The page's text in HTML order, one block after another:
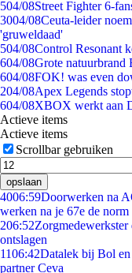
504/08Street Fighter 6-
3004/08Ceuta-leider
'gruweldaad'
504/08Control Resonant
604/08Grote natuurbrand
604/08FOK! was even
204/08Apex Legends
604/08XBOX werkt aan
Actieve items
Actieve items
Scrollbar gebruiken
opslaan
4006:59Doorwerken na
werken na je 67e de
206:52Zorgmedewerkster
ontslagen
1106:42Datalek bij Bol
partner Ceva